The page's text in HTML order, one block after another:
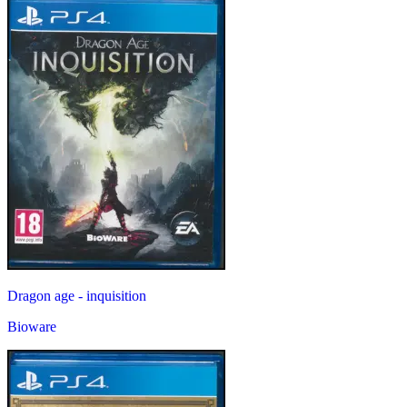
Dragon age - inquisition
Bioware